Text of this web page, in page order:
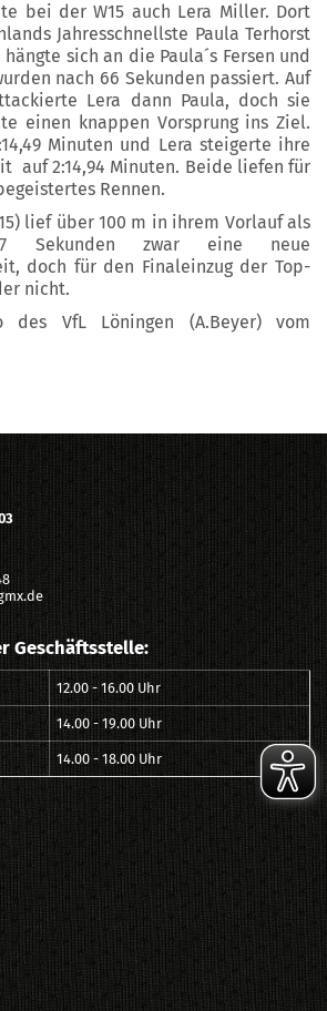
bei der W15 auch Lera Miller. Dort
Jahresschnellste Paula Terhorst
hängte sich an die Paula´s Fersen und
nach 66 Sekunden passiert. Auf
Lera dann Paula, doch sie
einen knappen Vorsprung ins Ziel.
Minuten und Lera steigerte ihre
auf 2:14,94 Minuten. Beide liefen für
Rennen.
lief über 100 m in ihrem Vorlauf als
Sekunden zwar eine neue
doch für den Finaleinzug der Top-
nicht.
des VfL Löningen (A.Beyer) vom
Geschäftsstelle:
12.00 - 16.00 Uhr
14.00 - 19.00 Uhr
14.00 - 18.00 Uhr